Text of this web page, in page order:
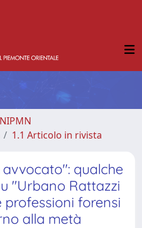
1.1 Articolo in rivista
qualche
"Urbano Rattazzi
forensi
alla metà